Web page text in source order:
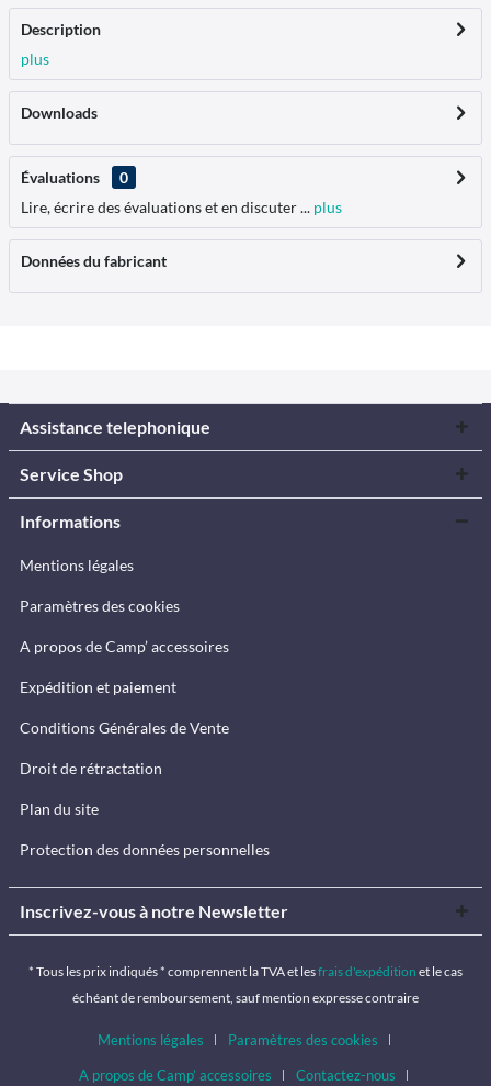
Description
plus
Downloads
Évaluations
0
Lire, écrire des évaluations et en discuter ... plus
Données du fabricant
Assistance telephonique
Service Shop
Informations
Mentions légales
Paramètres des cookies
A propos de Camp’ accessoires
Expédition et paiement
Conditions Générales de Vente
Droit de rétractation
Plan du site
Protection des données personnelles
Inscrivez-vous à notre Newsletter
* Tous les prix indiqués * comprennent la TVA et lesfrais d'expédition et le cas
échéant de remboursement, sauf mention expresse contraire
Mentions légales
Paramètres des cookies
A propos de Camp’ accessoires
Contactez-nous